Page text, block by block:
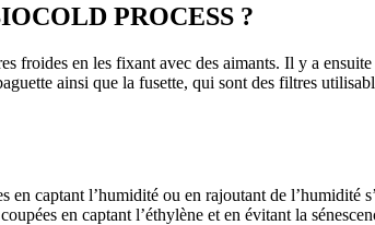
PROCESS ?
froides en les fixant avec des aimants. Il y a
ainsi que la fusette, qui sont des filtres
en captant l’humidité ou en rajoutant de
en captant l’éthylène et en évitant la